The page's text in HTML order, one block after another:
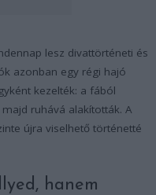
lesz divattörténeti és
azonban egy régi hajó
kezelték: a fából
ruhává alakították. A
újra viselhető történetté
hanem